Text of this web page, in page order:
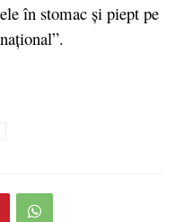
în stomac şi piept pe